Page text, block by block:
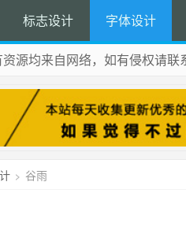
标志设计 字体设计
源均来自网络，如有侵权请联
> 谷雨